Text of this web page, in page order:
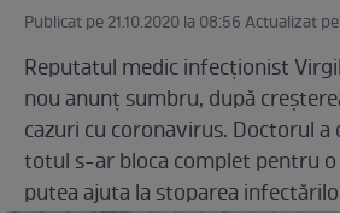
Publicat pe 21.10.2020 la 08:56 Actualizat
Reputatul medic infecționist
nou anunț sumbru, după
cazuri cu coronavirus. Doctorul a
totul s-ar bloca complet pentru o
putea ajuta la stoparea